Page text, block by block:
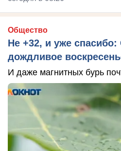
Общество
Не +32, и уже
дождливое
И даже магнитных бурь